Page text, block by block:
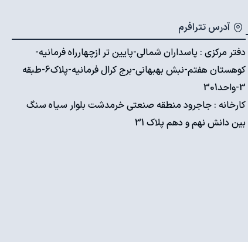
آدرس تترافرم
دفتر مرکزی : پاسداران شمالی-پایین تر ازچهارراه فرمانیه-
کوهستان هفتم-نبش بهبهانی-برج کرال فرمانیه-پلاک6-طبقه
3-واحد301
کارخانه : جاجرود منطقه صنعتی خرمدشت بلوار سیاه سنگ
بین دانش نهم و دهم پلاک 31